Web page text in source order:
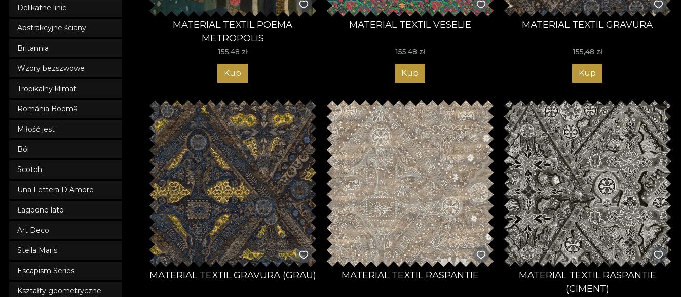
Delikatne linie
Abstrakcyjne ściany
Britannia
Wzory bezszwowe
Tropikalny klimat
România Boemă
Miłość jest
Ból
Scotch
Una Lettera D Amore
Łagodne lato
Art Deco
Stella Maris
Escapism Series
Kształty geometryczne
MATERIAL TEXTIL POEMA
METROPOLIS
155,48 zł
Kup
MATERIAL TEXTIL VESELIE
155,48 zł
Kup
MATERIAL TEXTIL GRAVURA
155,48 zł
Kup
MATERIAL TEXTIL GRAVURA (GRAU) MATERIAL TEXTIL RASPANTIE
MATERIAL TEXTIL RASPANTIE
(CIMENT)